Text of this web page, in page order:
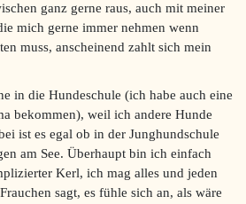
ganz gerne raus, auch mit meiner
mich gerne immer nehmen wenn
muss, anscheinend zahlt sich mein
in die Hundeschule (ich habe auch eine
bekommen), weil ich andere Hunde
ist es egal ob in der Junghundschule
am See. Überhaupt bin ich einfach
Kerl, ich mag alles und jeden
sagt, es fühle sich an, als wäre